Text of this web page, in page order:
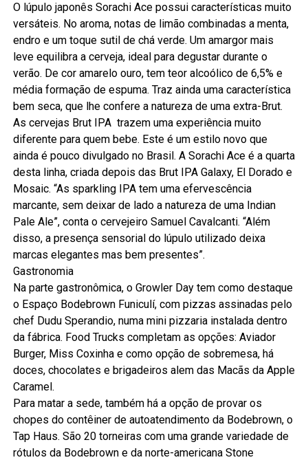
O lúpulo japonês Sorachi Ace possui características muito
versáteis. No aroma, notas de limão combinadas a menta,
endro e um toque sutil de chá verde. Um amargor mais
leve equilibra a cerveja, ideal para degustar durante o
verão. De cor amarelo ouro, tem teor alcoólico de 6,5% e
média formação de espuma. Traz ainda uma característica
bem seca, que lhe confere a natureza de uma extra-Brut.
As cervejas Brut IPA trazem uma experiência muito
diferente para quem bebe. Este é um estilo novo que
ainda é pouco divulgado no Brasil. A Sorachi Ace é a quarta
desta linha, criada depois das Brut IPA Galaxy, El Dorado e
Mosaic. “As sparkling IPA tem uma efervescência
marcante, sem deixar de lado a natureza de uma Indian
Pale Ale”, conta o cervejeiro Samuel Cavalcanti. “Além
disso, a presença sensorial do lúpulo utilizado deixa
marcas elegantes mas bem presentes”.
Gastronomia
Na parte gastronômica, o Growler Day tem como destaque
o Espaço Bodebrown Funiculí, com pizzas assinadas pelo
chef Dudu Sperandio, numa mini pizzaria instalada dentro
da fábrica. Food Trucks completam as opções: Aviador
Burger, Miss Coxinha e como opção de sobremesa, há
doces, chocolates e brigadeiros alem das Macãs da Apple
Caramel.
Para matar a sede, também há a opção de provar os
chopes do contêiner de autoatendimento da Bodebrown, o
Tap Haus. São 20 torneiras com uma grande variedade de
rótulos da Bodebrown e da norte-americana Stone